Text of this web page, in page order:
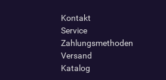
Kontakt
Service
Zahlungsmethoden
Versand
Katalog